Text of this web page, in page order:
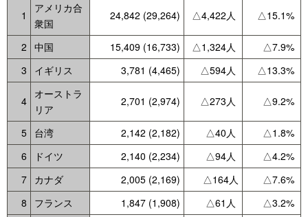
1
アメリカ合
衆国
24,842 (29,264) △4,422人 △15.1%
2 中国 15,409 (16,733) △1,324人
△7.9%
3
イギリス 3,781 (4,465) △594人 △13.3%
4
オーストラ
リア
2,701 (2,974) △273人 △9.2%
5 台湾 2,142 (2,182) △40人
△1.8%
6
ドイツ 2,140 (2,234) △94人
△4.2%
7 カナダ 2,005 (2,169) △164人
△7.6%
8
フランス 1,847 (1,908) △61人 △3.2%